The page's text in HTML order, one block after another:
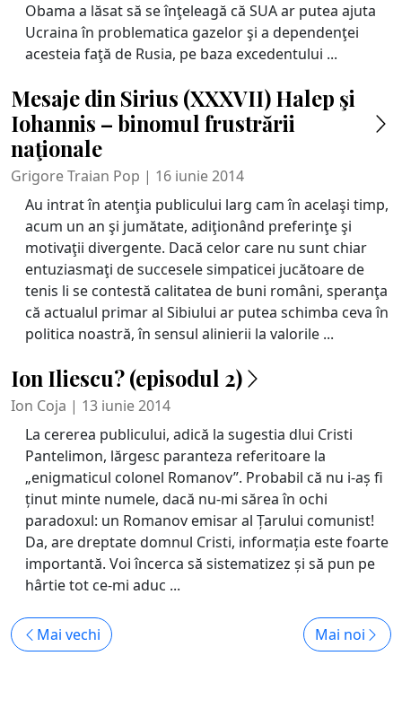
Obama a lăsat să se înţeleagă că SUA ar putea ajuta
Ucraina în problematica gazelor şi a dependenţei
acesteia faţă de Rusia, pe baza excedentului ...
Mesaje din Sirius (XXXVII) Halep şi
Iohannis – binomul frustrării
naţionale
Grigore Traian Pop | 16 iunie 2014
Au intrat în atenţia publicului larg cam în acelaşi timp,
acum un an şi jumătate, adiţionând preferinţe şi
motivaţii divergente. Dacă celor care nu sunt chiar
entuziasmaţi de succesele simpaticei jucătoare de
tenis li se contestă calitatea de buni români, speranţa
că actualul primar al Sibiului ar putea schimba ceva în
politica noastră, în sensul alinierii la valorile ...
Ion Iliescu? (episodul 2)
Ion Coja | 13 iunie 2014
La cererea publicului, adică la sugestia dlui Cristi
Pantelimon, lărgesc paranteza referitoare la
„enigmaticul colonel Romanov”. Probabil că nu i-aș fi
ținut minte numele, dacă nu-mi sărea în ochi
paradoxul: un Romanov emisar al Țarului comunist!
Da, are dreptate domnul Cristi, informația este foarte
importantă. Voi încerca să sistematizez și să pun pe
hârtie tot ce-mi aduc ...
Mai vechi Mai noi